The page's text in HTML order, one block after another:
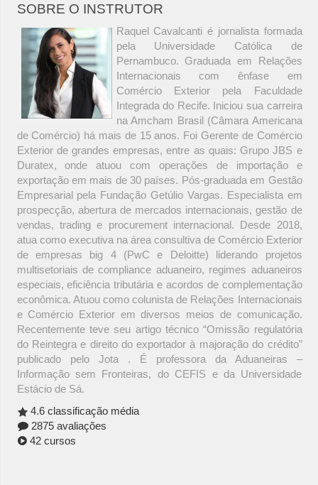
SOBRE O INSTRUTOR
Raquel Cavalcanti é jornalista formada
pela Universidade Católica de
Pernambuco. Graduada em Relações
Internacionais com ênfase em
Comércio Exterior pela Faculdade
Integrada do Recife. Iniciou sua carreira
na Amcham Brasil (Câmara Americana
de Comércio) há mais de 15 anos. Foi Gerente de Comércio
Exterior de grandes empresas, entre as quais: Grupo JBS e
Duratex, onde atuou com operações de importação e
exportação em mais de 30 países. Pós-graduada em Gestão
Empresarial pela Fundação Getúlio Vargas. Especialista em
prospecção, abertura de mercados internacionais, gestão de
vendas, trading e procurement internacional. Desde 2018,
atua como executiva na área consultiva de Comércio Exterior
de empresas big 4 (PwC e Deloitte) liderando projetos
multisetoriais de compliance aduaneiro, regimes aduaneiros
especiais, eficiência tributária e acordos de complementação
econômica. Atuou como colunista de Relações Internacionais
e Comércio Exterior em diversos meios de comunicação.
Recentemente teve seu artigo técnico “Omissão regulatória
do Reintegra e direito do exportador à majoração do crédito”
publicado pelo Jota . É professora da Aduaneiras –
Informação sem Fronteiras, do CEFIS e da Universidade
Estácio de Sá.
4.6 classificação média
2875 avaliações
42 cursos